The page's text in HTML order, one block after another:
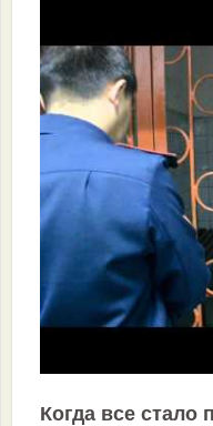
Когда все стало